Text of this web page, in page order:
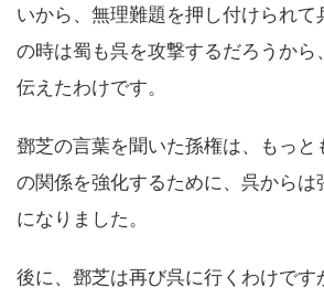
いから、無理難題を押し付けられて
の時は蜀も呉を攻撃するだろうから
伝えたわけです。
鄧芝の言葉を聞いた孫権は、もっと
の関係を強化するために、呉からは
になりました。
後に、鄧芝は再び呉に行くわけです